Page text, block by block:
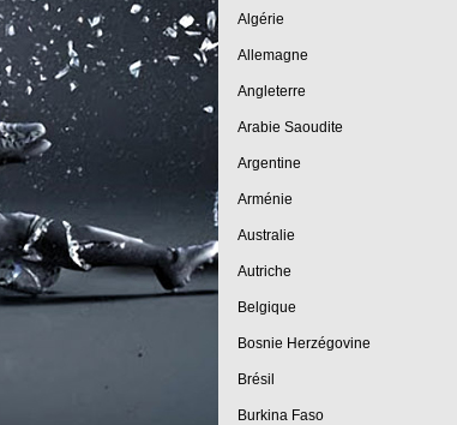
Algérie
Allemagne
Angleterre
Arabie Saoudite
Argentine
Arménie
Australie
Autriche
Belgique
Bosnie Herzégovine
Brésil
Burkina Faso